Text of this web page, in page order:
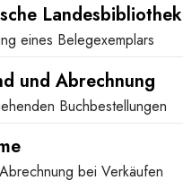
Landesbibliothek
eines Belegexemplars
und Abrechnung
Buchbestellungen
bei Verkäufen